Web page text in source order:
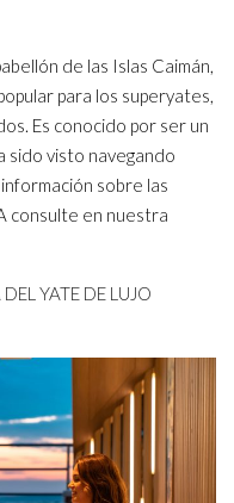
de las Islas Caimán,
para los superyates,
Es conocido por ser un
sido visto navegando
sobre las
consulte en nuestra
YATE DE LUJO